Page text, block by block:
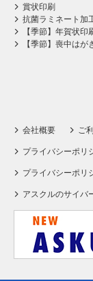
賞状印刷
抗菌ラミネート加
【季節】年賀状印
【季節】喪中はが
会社概要 ご
プライバシーポリ
プライバシーポリ
アスクルのサイバ